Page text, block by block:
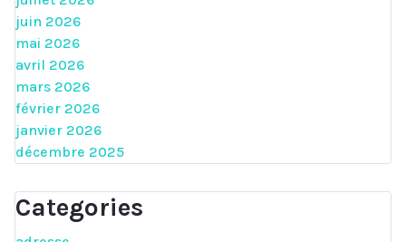
juin 2026
mai 2026
avril 2026
mars 2026
février 2026
janvier 2026
décembre 2025
Categories